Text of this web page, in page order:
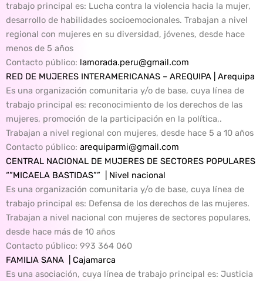
trabajo principal es: Lucha contra la violencia hacia la mujer,
desarrollo de habilidades socioemocionales. Trabajan a nivel
regional con mujeres en su diversidad, jóvenes, desde hace
menos de 5 años
Contacto público: lamorada.peru@gmail.com
RED DE MUJERES INTERAMERICANAS – AREQUIPA | Arequipa
Es una organización comunitaria y/o de base, cuya línea de
trabajo principal es: reconocimiento de los derechos de las
mujeres, promoción de la participación en la política,.
Trabajan a nivel regional con mujeres, desde hace 5 a 10 años
Contacto público: arequiparmi@gmail.com
CENTRAL NACIONAL DE MUJERES DE SECTORES POPULARES
“”MICAELA BASTIDAS”” | Nivel nacional
Es una organización comunitaria y/o de base, cuya línea de
trabajo principal es: Defensa de los derechos de las mujeres.
Trabajan a nivel nacional con mujeres de sectores populares,
desde hace más de 10 años
Contacto público: 993 364 060
FAMILIA SANA | Cajamarca
Es una asociación, cuya línea de trabajo principal es: Justicia